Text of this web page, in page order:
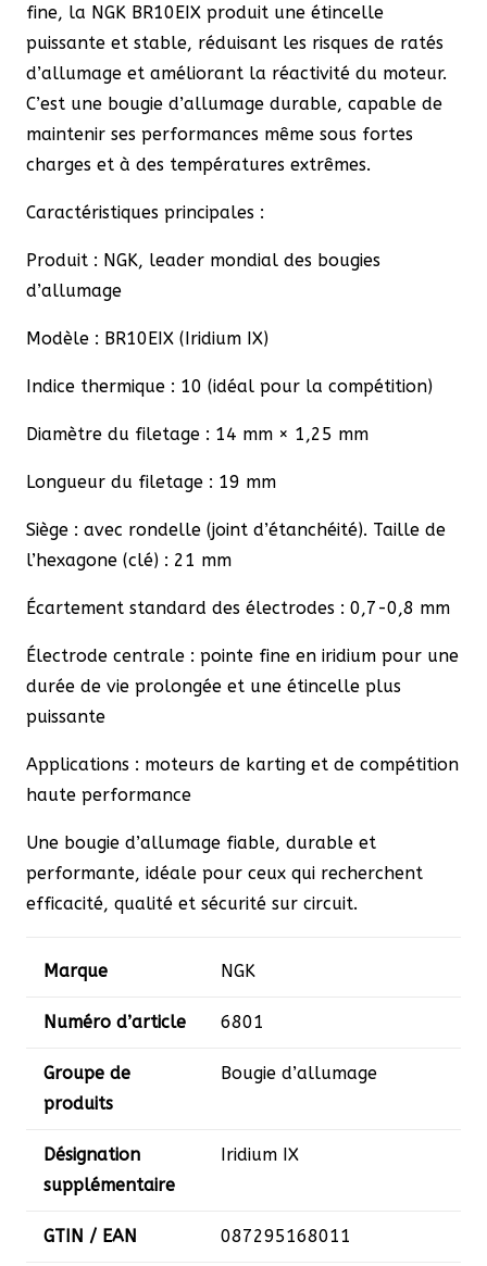
fine, la NGK BR10EIX produit une étincelle
puissante et stable, réduisant les risques de ratés
d’allumage et améliorant la réactivité du moteur.
C’est une bougie d’allumage durable, capable de
maintenir ses performances même sous fortes
charges et à des températures extrêmes.
Caractéristiques principales :
Produit : NGK, leader mondial des bougies
d’allumage
Modèle : BR10EIX (Iridium IX)
Indice thermique : 10 (idéal pour la compétition)
Diamètre du filetage : 14 mm × 1,25 mm
Longueur du filetage : 19 mm
Siège : avec rondelle (joint d’étanchéité). Taille de
l’hexagone (clé) : 21 mm
Écartement standard des électrodes : 0,7-0,8 mm
Électrode centrale : pointe fine en iridium pour une
durée de vie prolongée et une étincelle plus
puissante
Applications : moteurs de karting et de compétition
haute performance
Une bougie d’allumage fiable, durable et
performante, idéale pour ceux qui recherchent
efficacité, qualité et sécurité sur circuit.
Marque NGK
Numéro d’article 6801
Groupe de
produits
Bougie d’allumage
Désignation
supplémentaire
Iridium IX
GTIN / EAN ­087295168011